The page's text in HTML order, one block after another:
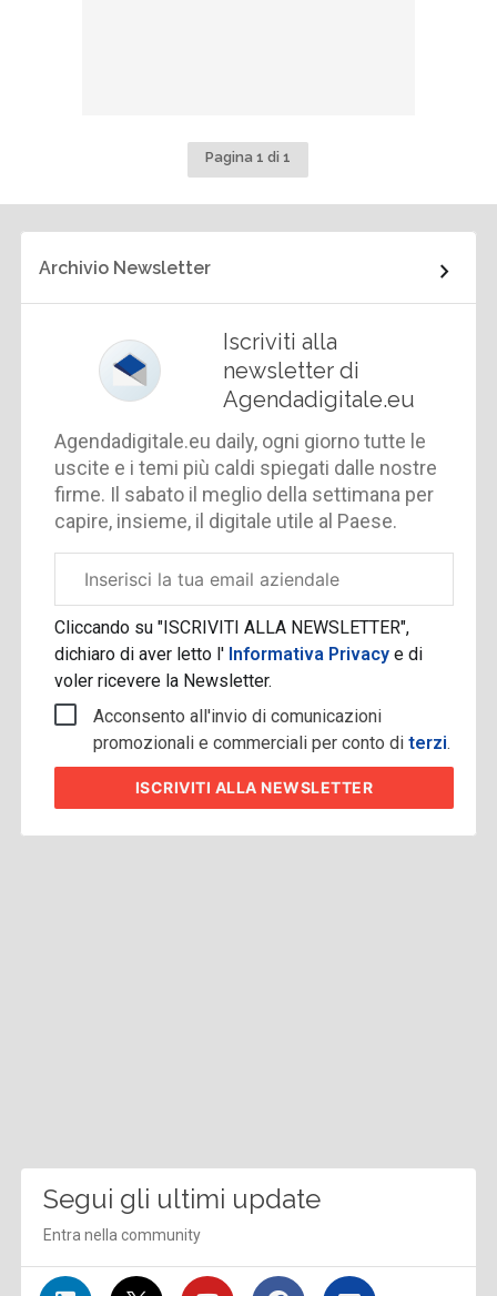
Pagina 1 di 1
Archivio Newsletter
Iscriviti alla
newsletter di
Agendadigitale.eu
Agendadigitale.eu daily, ogni giorno tutte le
uscite e i temi più caldi spiegati dalle nostre
firme. Il sabato il meglio della settimana per
capire, insieme, il digitale utile al Paese.
aziendale
Cliccando su "ISCRIVITI ALLA NEWSLETTER",
dichiaro di aver letto l' Informativa Privacye di
voler ricevere la Newsletter.
Acconsento all'invio di comunicazioni
promozionali e commerciali per conto diterzi.
ISCRIVITI ALLA NEWSLETTER
Segui gli ultimi update
Entra nella community